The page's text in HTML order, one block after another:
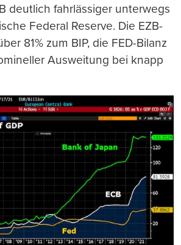
deutlich fahrlässiger unterwegs
Federal Reserve. Die EZB-
81% zum BIP, die FED-Bilanz
Ausweitung bei knapp